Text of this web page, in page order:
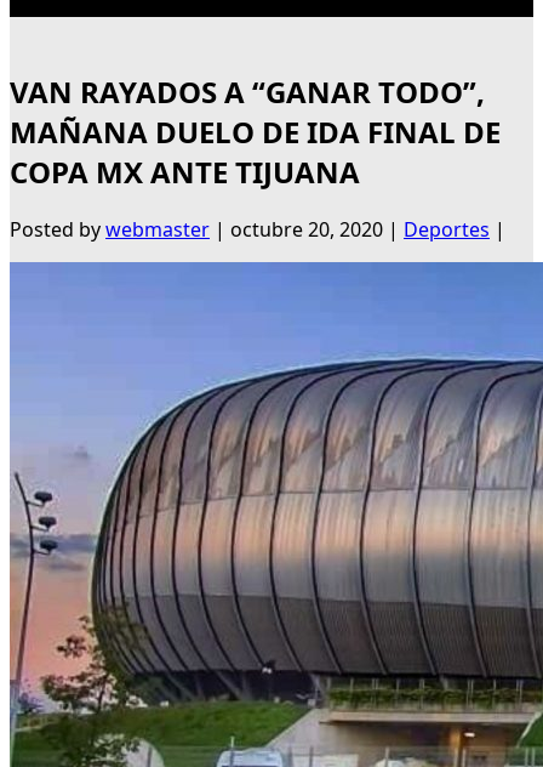
VAN RAYADOS A “GANAR TODO”,
MAÑANA DUELO DE IDA FINAL DE
COPA MX ANTE TIJUANA
Posted bywebmaster | octubre 20, 2020 | Deportes |